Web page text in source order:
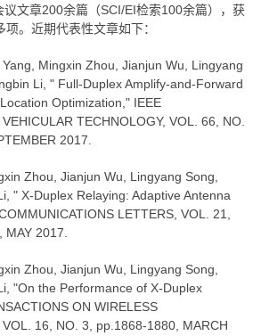
议文章200余篇（SCI/EI检索100余篇），获
。近期代表性文章如下：
Mingxin Zhou, Jianjun Wu, Lingyang
Li, " Full-Duplex Amplify-and-Forward
Optimization," IEEE
TECHNOLOGY, VOL. 66, NO.
2017.
Zhou, Jianjun Wu, Lingyang Song,
" X-Duplex Relaying: Adaptive Antenna
LETTERS, VOL. 21,
2017.
Zhou, Jianjun Wu, Lingyang Song,
"On the Performance of X-Duplex
ON WIRELESS
16, NO. 3, pp.1868-1880, MARCH